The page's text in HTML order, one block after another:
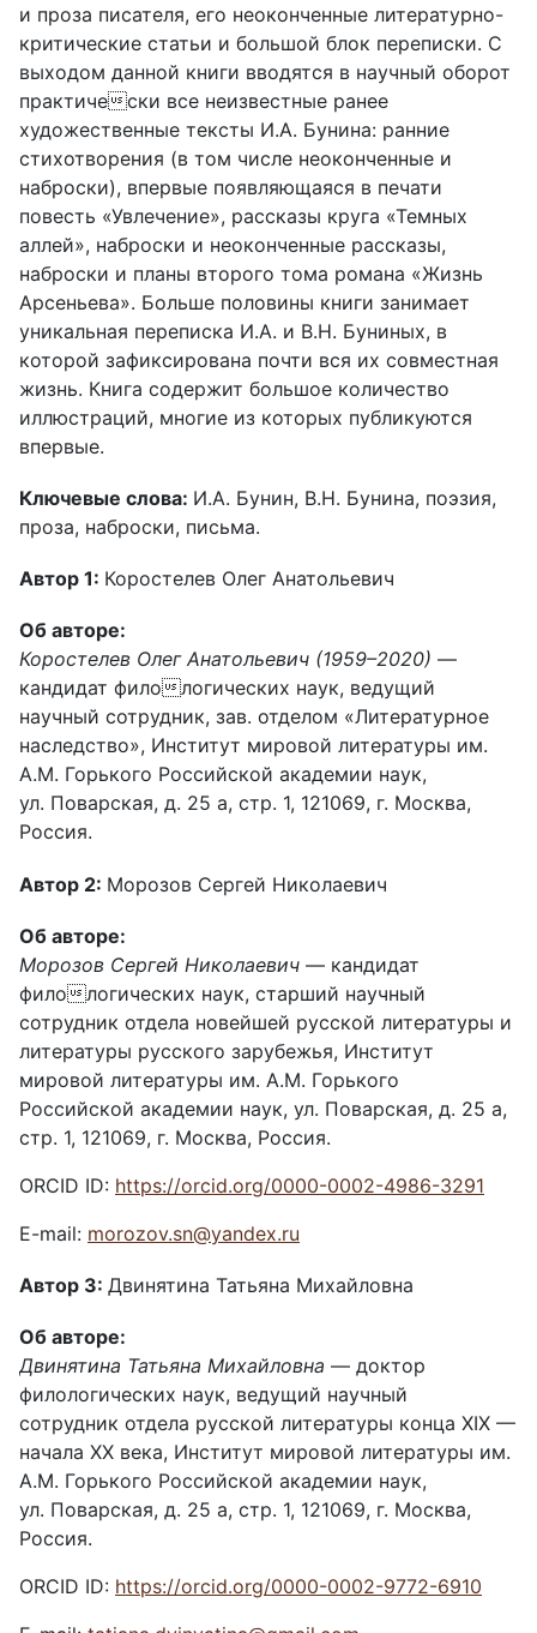
и проза писателя, его неоконченные литературно-
критические статьи и большой блок переписки. С
выходом данной книги вводятся в научный оборот
практически все неизвестные ранее
художественные тексты И.А. Бунина: ранние
стихотворения (в том числе неоконченные и
наброски), впервые появляющаяся в печати
повесть «Увлечение», рассказы круга «Темных
аллей», наброски и неоконченные рассказы,
наброски и планы второго тома романа «Жизнь
Арсеньева». Больше половины книги занимает
уникальная переписка И.А. и В.Н. Буниных, в
которой зафиксирована почти вся их совместная
жизнь. Книга содержит большое количество
иллюстраций, многие из которых публикуются
впервые.
Ключевые слова: И.А. Бунин, В.Н. Бунина, поэзия,
проза, наброски, письма.
Автор 1: Коростелев Олег Анатольевич
Об авторе:
Коростелев Олег Анатольевич (1959–2020) —
кандидат филологических наук, ведущий
научный сотрудник, зав. отделом «Литературное
наследство», Институт мировой литературы им.
А.М. Горького Российской академии наук,
ул. Поварская, д. 25 а, стр. 1, 121069, г. Москва,
Россия.
Автор 2: Морозов Сергей Николаевич
Об авторе:
Морозов Сергей Николаевич — кандидат
филологических наук, старший научный
сотрудник отдела новейшей русской литературы и
литературы русского зарубежья, Институт
мировой литературы им. А.М. Горького
Российской академии наук, ул. Поварская, д. 25 а,
стр. 1, 121069, г. Москва, Россия.
ORCID ID: https://orcid.org/0000-0002-4986-3291
E-mail: morozov.sn@yandex.ru
Автор 3: Двинятина Татьяна Михайловна
Об авторе:
Двинятина Татьяна Михайловна — доктор
филологических наук, ведущий научный
сотрудник отдела русской литературы конца XIX —
начала XX века, Институт мировой литературы им.
А.М. Горького Российской академии наук,
ул. Поварская, д. 25 а, стр. 1, 121069, г. Москва,
Россия.
ORCID ID: https://orcid.org/0000-0002-9772-6910